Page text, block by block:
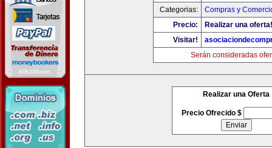
Categorias:
Compras y
Precio:
Realizar una oferta!
Visitar!
Serán consideradas
Realizar una Oferta
Precio Ofrecido $